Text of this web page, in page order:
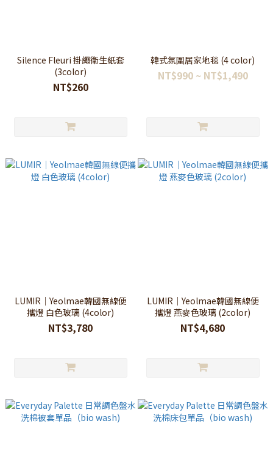
Silence Fleuri 掛繩衛生紙套
(3color)
NT$260
韓式氛圍居家地毯 (4 color)
NT$990 ~ NT$1,490
LUMIR｜Yeolmae韓國無線便
攜燈 白色玻璃 (4color)
NT$3,780
LUMIR｜Yeolmae韓國無線便
攜燈 燕麥色玻璃 (2color)
NT$4,680